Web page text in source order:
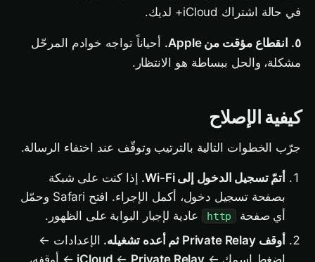
في حالة اشتراك iCloud+ لديك.
٥. انقطاع مؤقت من Apple.
أحياناً تواجه خوادم المرحّل
مشكلة، والحل ببساطة هو الانتظار.
كيفية الإصلاح
جرّب الخطوات التالية بالترتيب وتوقّف عند اختفاء الرسالة.
أتمّ تسجيل الدخول إلى Wi-Fi.
إذا كنت على شبكة
بصفحة تسجيل دخول، أكمل الإجراء. افتح Safari وحمّل
أي صفحة
http
عادية لإجبار البوابة على الظهور.
أوقف Private Relay ثم أعده تشغيله.
الإعدادات ←
اضغط اسمك ←
iCloud ← Private Relay ← أوقفه،